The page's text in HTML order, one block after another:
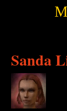
Sanda